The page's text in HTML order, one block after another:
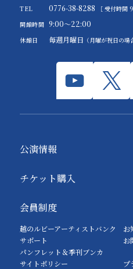
TEL 0776-38-8288
［ 受付時間
開館時間 9:00～22:00
休館日 毎週月曜日 （月曜が祝日の
公演情報
チケット購入
会員制度
越のルビーアーティストバンク
サポート
パンフレット＆季刊ブンカ
お
お
サイトポリシー
プ